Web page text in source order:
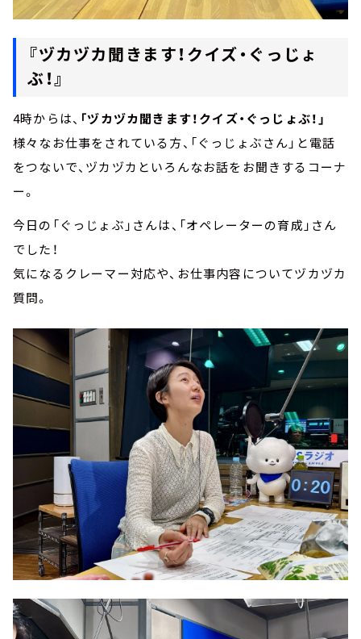
『ヅカヅカ聞きます！クイズ・ぐっじょ
ぶ！』
4時からは、 「ヅカヅカ聞きます！クイズ・ぐっじょぶ！」
様々なお仕事をされている方、「ぐっじょぶさん」と電話
をつないで、ヅカヅカといろんなお話をお聞きするコーナ
ー。
今日の「ぐっじょぶ」さんは、「オペレーターの育成」さん
でした！
気になるクレーマー対応や、お仕事内容についてヅカヅカ
質問。